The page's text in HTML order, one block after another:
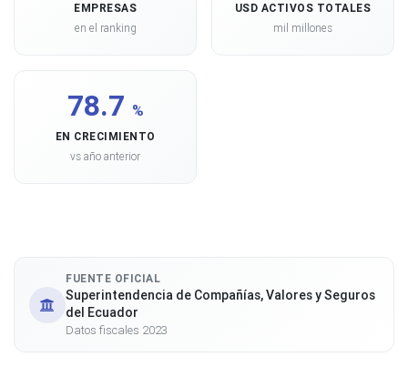
EMPRESAS
en el ranking
USD ACTIVOS TOTALES
mil millones
78.7 %
EN CRECIMIENTO
vs año anterior
FUENTE OFICIAL
Superintendencia de Compañías, Valores y Seguros
del Ecuador
Datos fiscales 2023